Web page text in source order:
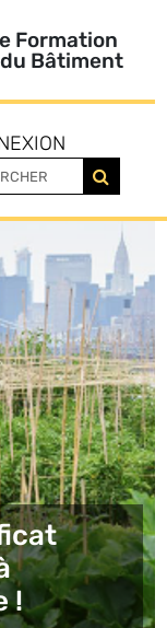
Formation
Bâtiment
!